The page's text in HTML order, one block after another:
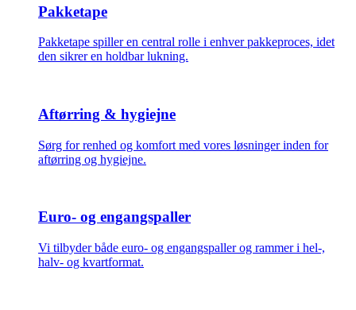
Pakketape
Pakketape spiller en central rolle i enhver pakkeproces, idet
den sikrer en holdbar lukning.
Aftørring & hygiejne
Sørg for renhed og komfort med vores løsninger inden for
aftørring og hygiejne.
Euro- og engangspaller
Vi tilbyder både euro- og engangspaller og rammer i hel-,
halv- og kvartformat.